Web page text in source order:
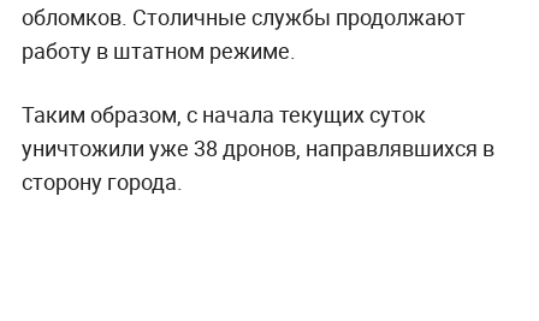
обломков. Столичные службы продолжают
работу в штатном режиме.
Таким образом, с начала текущих суток
уничтожили уже 38 дронов, направлявшихся в
сторону города.